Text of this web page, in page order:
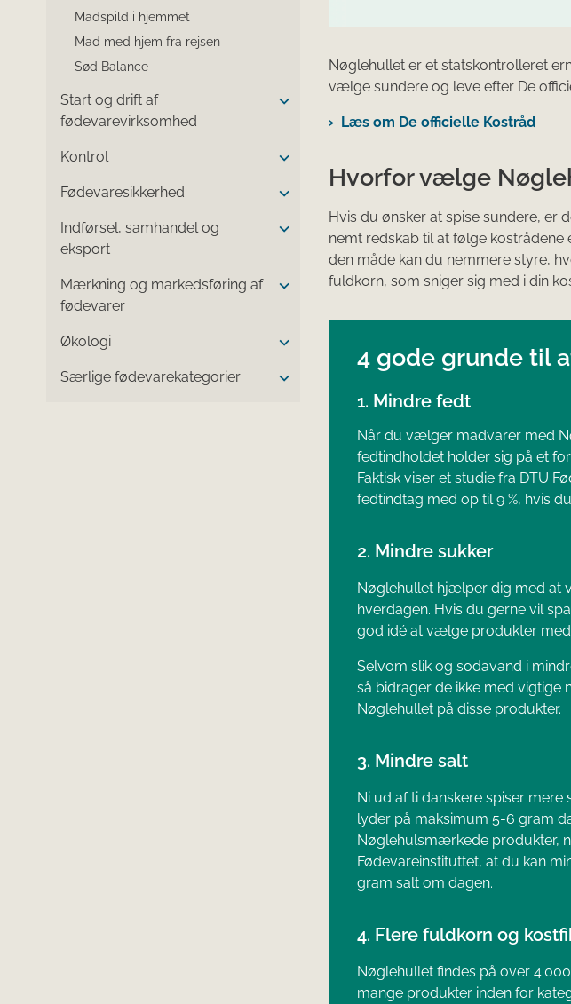
Madspild i hjemmet
Mad med hjem fra rejsen
Sød Balance
Start og drift af
fødevarevirksomhed
Kontrol
Fødevaresikkerhed
Indførsel, samhandel og
eksport
Mærkning og markedsføring af
fødevarer
Økologi
Særlige fødevarekategorier
Nøglehullet er et statskontrolleret
vælge sundere og leve efter De
Læs om De officielle Kostråd
Hvorfor vælge
Hvis du ønsker at spise sundere, er
nemt redskab til at følge
den måde kan du nemmere styre,
fuldkorn, som sniger sig med i din
4 gode grunde til
1. Mindre fedt
Når du vælger madvarer med
fedtindholdet holder sig på et
Faktisk viser et studie fra DTU
fedtindtag med op til 9 %, hvis
2. Mindre sukker
Nøglehullet hjælper dig med at
hverdagen. Hvis du gerne vil
god idé at vælge produkter
Selvom slik og sodavand i
så bidrager de ikke med vigtige
Nøglehullet på disse produkter.
3. Mindre salt
Ni ud af ti danskere spiser mere
lyder på maksimum 5-6 gram
Nøglehulsmærkede produkter,
Fødevareinstituttet, at du kan
gram salt om dagen.
4. Flere fuldkorn og
Nøglehullet findes på over
mange produkter inden for